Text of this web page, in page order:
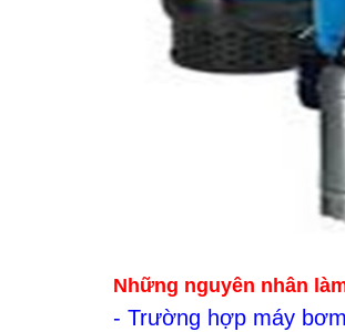
Những nguyên nhân
- Trường hợp máy